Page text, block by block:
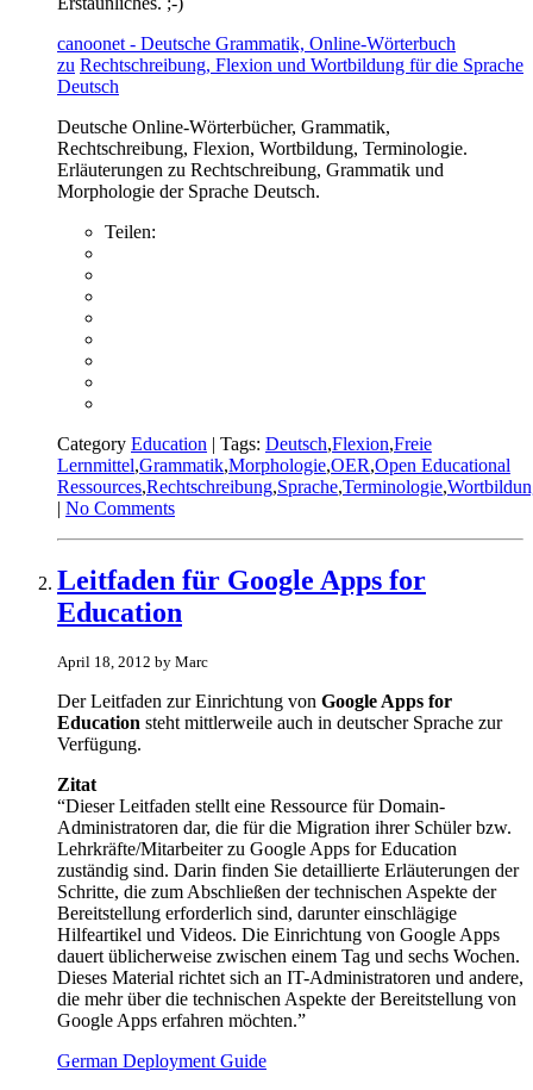
canoonet - Deutsche Grammatik, Online-Wörterbuch
zu Rechtschreibung, Flexion und Wortbildung für die Sprache
Deutsch
Deutsche Online-Wörterbücher, Grammatik,
Rechtschreibung, Flexion, Wortbildung, Terminologie.
Erläuterungen zu Rechtschreibung, Grammatik und
Morphologie der Sprache Deutsch.
Teilen:
Category Education | Tags: Deutsch,Flexion,Freie
Lernmittel,Grammatik,Morphologie,OER,Open Educational
Ressources,Rechtschreibung,Sprache,Terminologie,
| No Comments
Leitfaden für Google Apps for
Education
April 18, 2012 by Marc
Der Leitfaden zur Einrichtung von Google Apps for
Education steht mittlerweile auch in deutscher Sprache zur
Verfügung.
Zitat
“Dieser Leitfaden stellt eine Ressource für Domain-
Administratoren dar, die für die Migration ihrer Schüler bzw.
Lehrkräfte/Mitarbeiter zu Google Apps for Education
zuständig sind. Darin finden Sie detaillierte Erläuterungen der
Schritte, die zum Abschließen der technischen Aspekte der
Bereitstellung erforderlich sind, darunter einschlägige
Hilfeartikel und Videos. Die Einrichtung von Google Apps
dauert üblicherweise zwischen einem Tag und sechs Wochen.
Dieses Material richtet sich an IT-Administratoren und andere,
die mehr über die technischen Aspekte der Bereitstellung von
Google Apps erfahren möchten.”
German Deployment Guide